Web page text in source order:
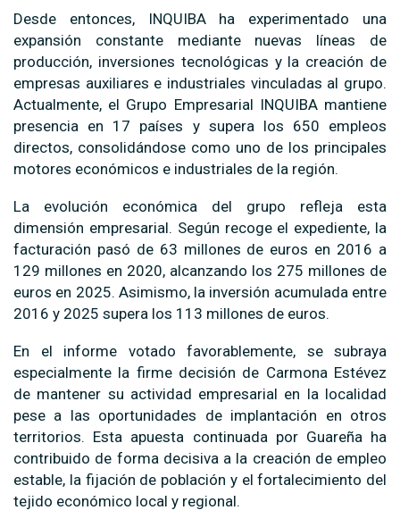
Desde entonces, INQUIBA ha experimentado una
expansión constante mediante nuevas líneas de
producción, inversiones tecnológicas y la creación de
empresas auxiliares e industriales vinculadas al grupo.
Actualmente, el Grupo Empresarial INQUIBA mantiene
presencia en 17 países y supera los 650 empleos
directos, consolidándose como uno de los principales
motores económicos e industriales de la región.
La evolución económica del grupo refleja esta
dimensión empresarial. Según recoge el expediente, la
facturación pasó de 63 millones de euros en 2016 a
129 millones en 2020, alcanzando los 275 millones de
euros en 2025. Asimismo, la inversión acumulada entre
2016 y 2025 supera los 113 millones de euros.
En el informe votado favorablemente, se subraya
especialmente la firme decisión de Carmona Estévez
de mantener su actividad empresarial en la localidad
pese a las oportunidades de implantación en otros
territorios. Esta apuesta continuada por Guareña ha
contribuido de forma decisiva a la creación de empleo
estable, la fijación de población y el fortalecimiento del
tejido económico local y regional.